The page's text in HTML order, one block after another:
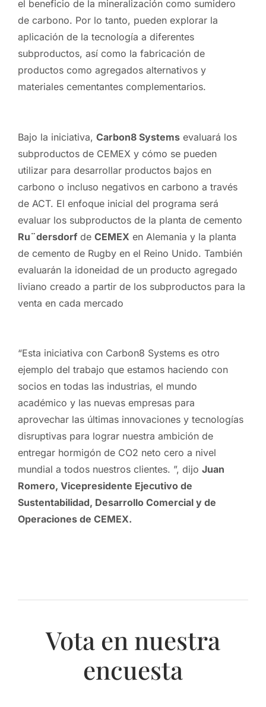
el beneficio de la mineralización como sumidero
de carbono. Por lo tanto, pueden explorar la
aplicación de la tecnología a diferentes
subproductos, así como la fabricación de
productos como agregados alternativos y
materiales cementantes complementarios.
Bajo la iniciativa, Carbon8 Systems evaluará los
subproductos de CEMEX y cómo se pueden
utilizar para desarrollar productos bajos en
carbono o incluso negativos en carbono a través
de ACT. El enfoque inicial del programa será
evaluar los subproductos de la planta de cemento
Ru¨dersdorf de CEMEX en Alemania y la planta
de cemento de Rugby en el Reino Unido. También
evaluarán la idoneidad de un producto agregado
liviano creado a partir de los subproductos para la
venta en cada mercado
“Esta iniciativa con Carbon8 Systems es otro
ejemplo del trabajo que estamos haciendo con
socios en todas las industrias, el mundo
académico y las nuevas empresas para
aprovechar las últimas innovaciones y tecnologías
disruptivas para lograr nuestra ambición de
entregar hormigón de CO2 neto cero a nivel
mundial a todos nuestros clientes. ”, dijo Juan
Romero, Vicepresidente Ejecutivo de
Sustentabilidad, Desarrollo Comercial y de
Operaciones de CEMEX.
Vota en nuestra
encuesta